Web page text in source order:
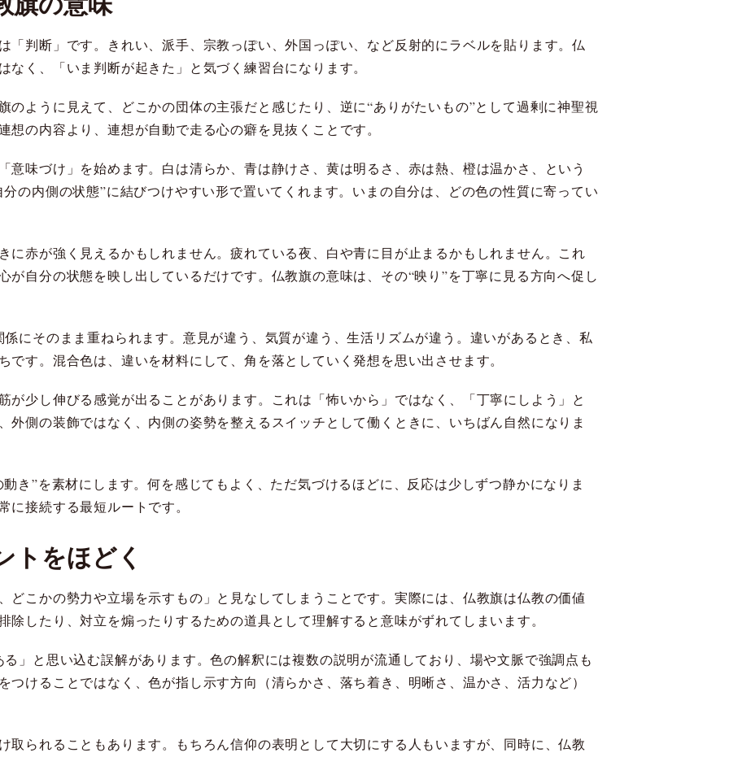
「判断」です。きれい、派手、宗教っぽい、外国っぽい、など反射的にラベルを貼ります。仏
く、「いま判断が起きた」と気づく練習台になります。
のように見えて、どこかの団体の主張だと感じたり、逆に“ありがたいもの”として過剰に神聖視
の内容より、連想が自動で走る心の癖を見抜くことです。
意味づけ」を始めます。白は清らか、青は静けさ、黄は明るさ、赤は熱、橙は温かさ、という
の内側の状態”に結びつけやすい形で置いてくれます。いまの自分は、どの色の性質に寄ってい
に赤が強く見えるかもしれません。疲れている夜、白や青に目が止まるかもしれません。これ
が自分の状態を映し出しているだけです。仏教旗の意味は、その“映り”を丁寧に見る方向へ促し
にそのまま重ねられます。意見が違う、気質が違う、生活リズムが違う。違いがあるとき、私
です。混合色は、違いを材料にして、角を落としていく発想を思い出させます。
が少し伸びる感覚が出ることがあります。これは「怖いから」ではなく、「丁寧にしよう」と
外側の装飾ではなく、内側の姿勢を整えるスイッチとして働くときに、いちばん自然になりま
き”を素材にします。何を感じてもよく、ただ気づけるほどに、反応は少しずつ静かになりま
接続する最短ルートです。
トをほどく
どこかの勢力や立場を示すもの」と見なしてしまうことです。実際には、仏教旗は仏教の価値
除したり、対立を煽ったりするための道具として理解すると意味がずれてしまいます。
」と思い込む誤解があります。色の解釈には複数の説明が流通しており、場や文脈で強調点も
つけることではなく、色が指し示す方向（清らかさ、落ち着き、明晰さ、温かさ、活力など）
取られることもあります。もちろん信仰の表明として大切にする人もいますが、同時に、仏教